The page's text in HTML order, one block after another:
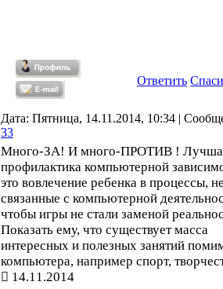
Ответить
Дата: Пятница, 14.11.2014, 10:34 |
33
Много-ЗА! И много-ПРОТИВ !
профилактика компьютерной
это вовлечение ребенка в процессы,
связанные с компьютерной
чтобы игры не стали заменой
Показать ему, что существует масса
интересных и полезных занятий
компьютера, например спорт,
14.11.2014